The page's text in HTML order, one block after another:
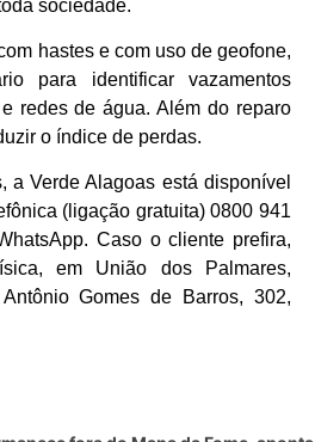
sociedade.
hastes e com uso de geofone,
para identificar vazamentos
redes de água. Além do reparo
o índice de perdas.
a Verde Alagoas está disponível
(ligação gratuita) 0800 941
Caso o cliente prefira,
em União dos Palmares,
Gomes de Barros, 302,